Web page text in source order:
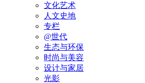
文化艺术
人文史地
专栏
@世代
生态与环保
时尚与美容
设计与家居
光影